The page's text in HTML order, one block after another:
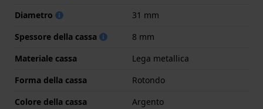
Diametro
31 mm
Spessore della cassa
8 mm
Materiale cassa
Lega metallica
Forma della cassa
Rotondo
Colore della cassa
Argento